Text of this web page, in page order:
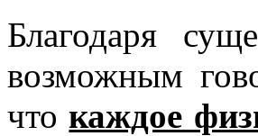
Благодаря
возможным
чтокаждое